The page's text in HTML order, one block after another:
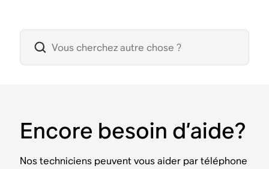
Encore besoin d’aide?
Nos techniciens peuvent vous aider par téléphone